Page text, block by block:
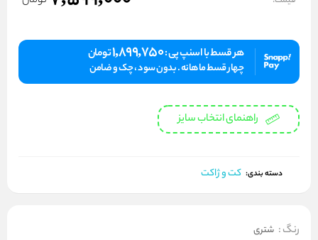
هر قسط با اسنپ پی :1,899,750تومان
چهار قسط ماهانه . بدون سود ، چک و ضامن
راهنمای انتخاب سایز
دسته بندی: کت و ژاکت
رنگ: شتری